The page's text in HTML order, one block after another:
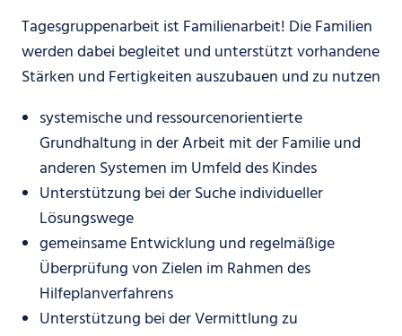
Tagesgruppenarbeit ist Familienarbeit! Die Familien
werden dabei begleitet und unterstützt vorhandene
Stärken und Fertigkeiten auszubauen und zu nutzen
systemische und ressourcenorientierte
Grundhaltung in der Arbeit mit der Familie und
anderen Systemen im Umfeld des Kindes
Unterstützung bei der Suche individueller
Lösungswege
gemeinsame Entwicklung und regelmäßige
Überprüfung von Zielen im Rahmen des
Hilfeplanverfahrens
Unterstützung bei der Vermittlung zu